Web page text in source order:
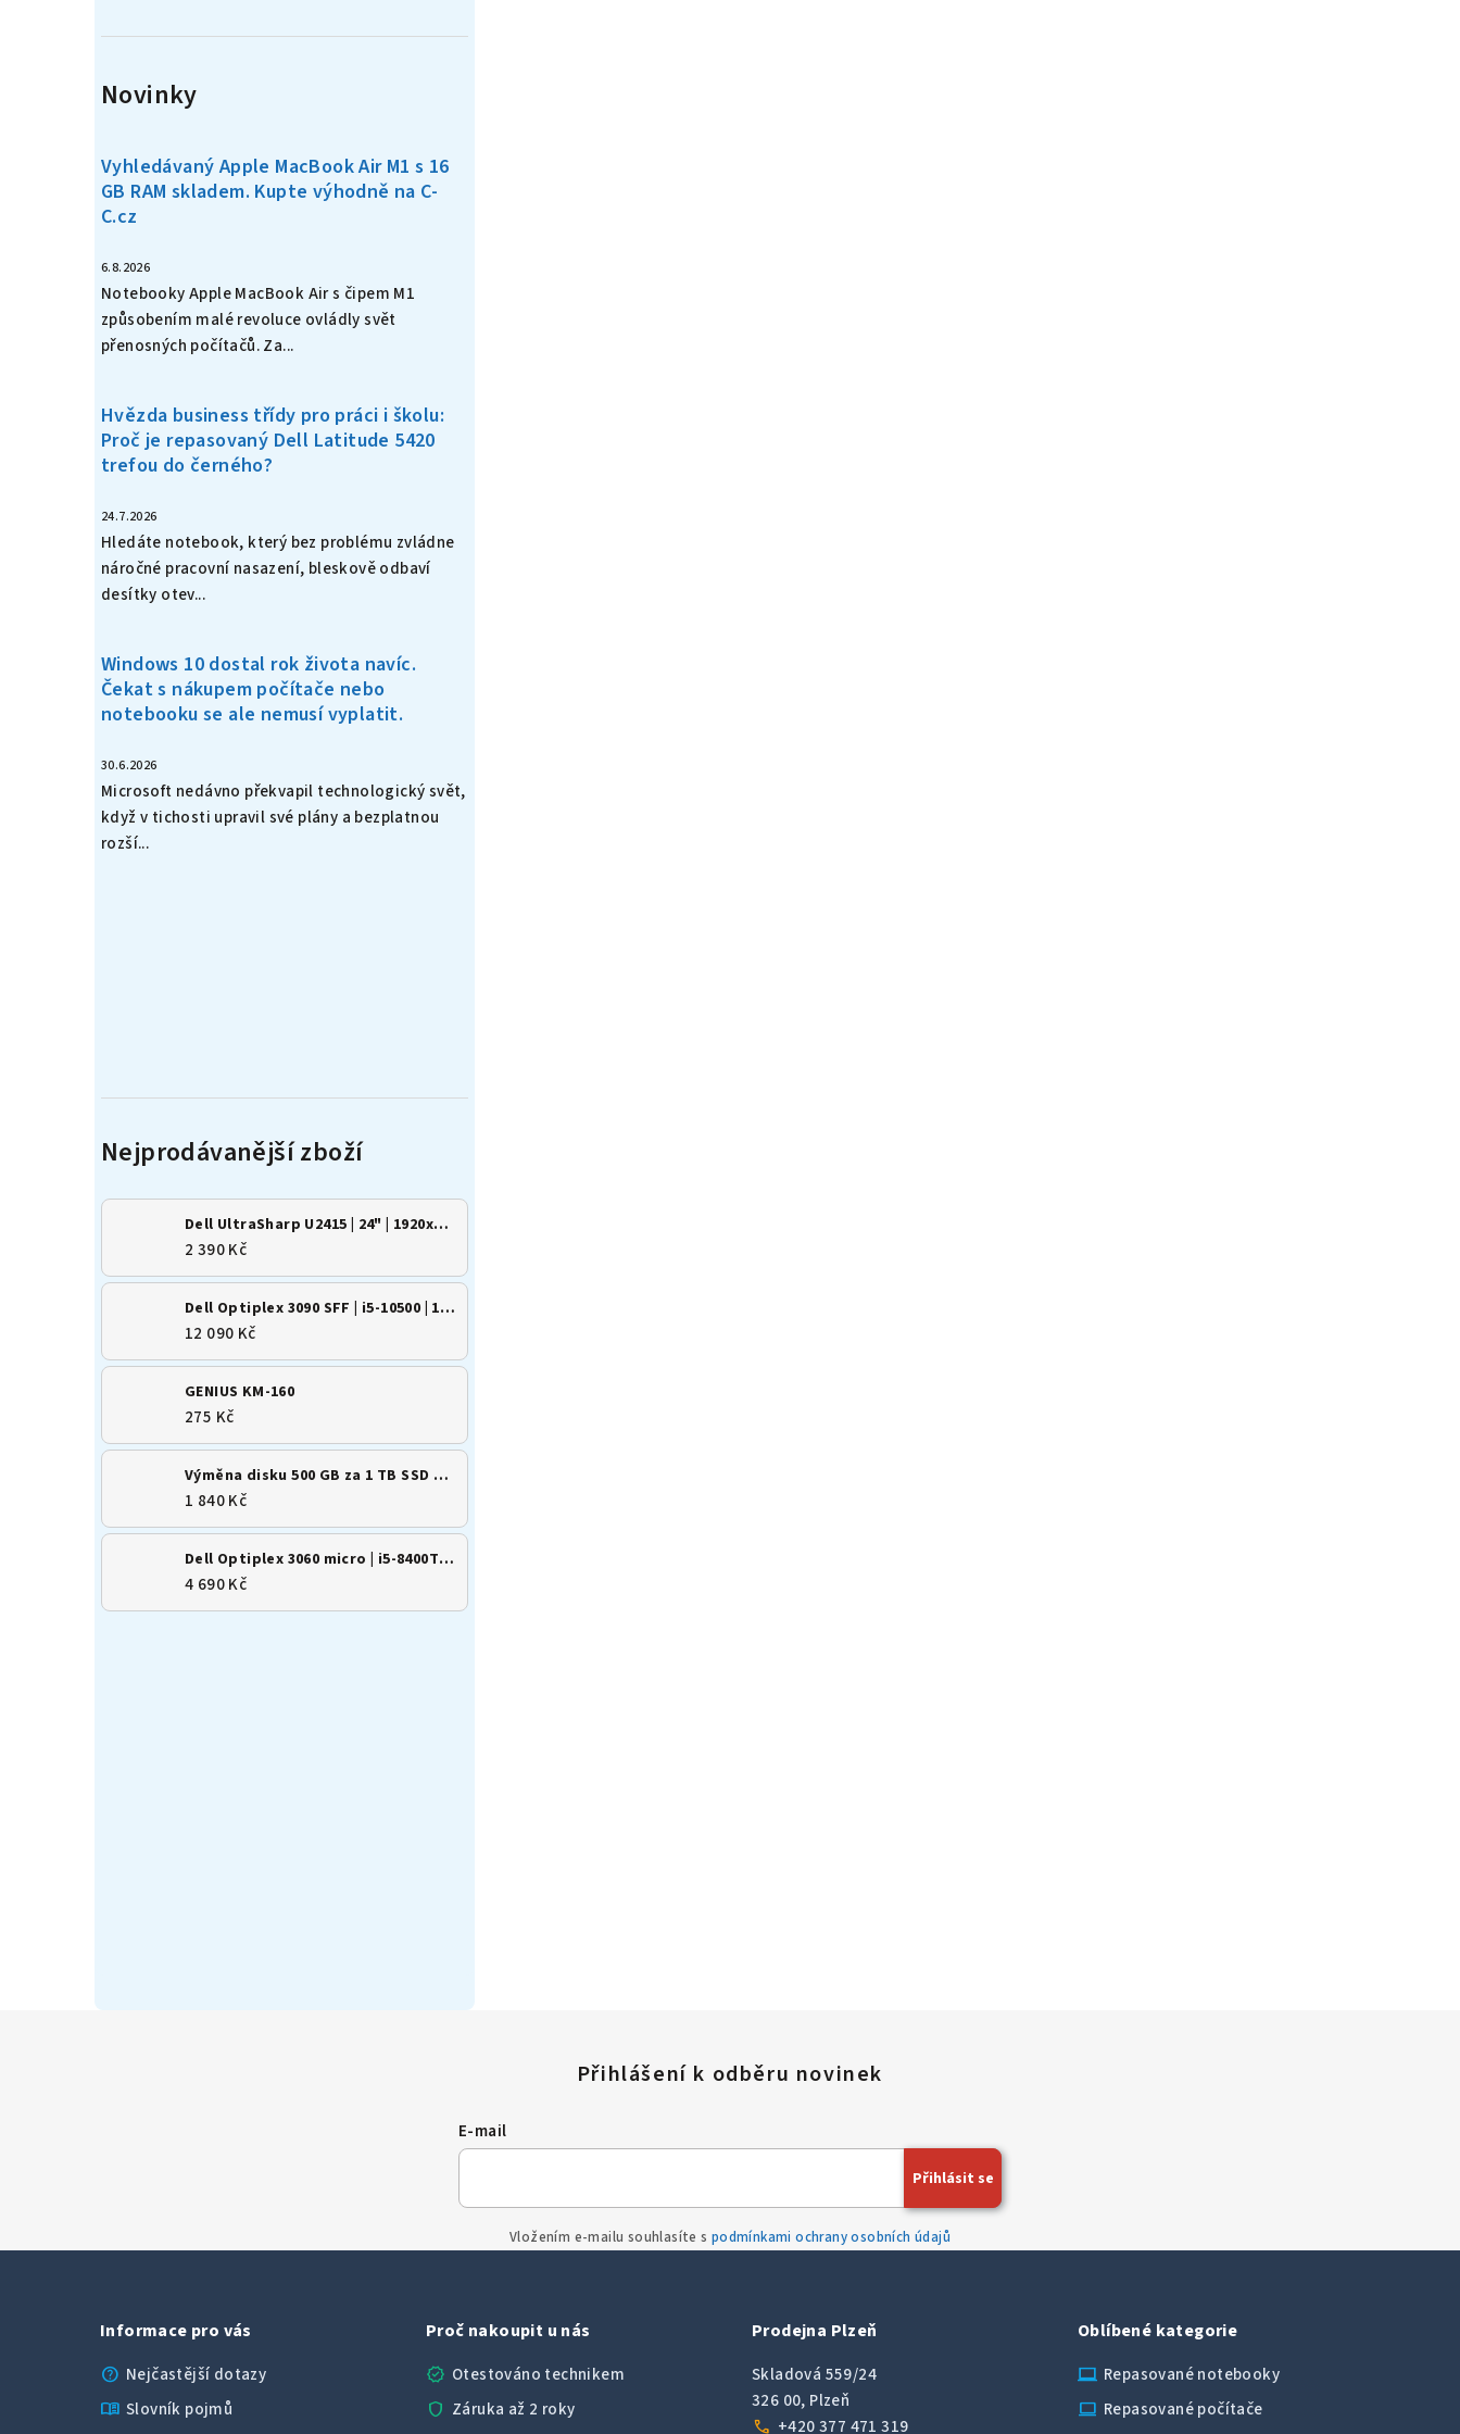
p
n
e
Novinky
Vyhledávaný Apple MacBook Air M1 s 16
GB RAM skladem. Kupte výhodně na C-
C.cz
6.8.2026
Notebooky Apple MacBook Air s čipem M1
způsobením malé revoluce ovládly svět
přenosných počítačů. Za...
Hvězda business třídy pro práci i školu:
Proč je repasovaný Dell Latitude 5420
trefou do černého?
24.7.2026
Hledáte notebook, který bez problému zvládne
náročné pracovní nasazení, bleskově odbaví
desítky otev...
Windows 10 dostal rok života navíc.
Čekat s nákupem počítače nebo
notebooku se ale nemusí vyplatit.
30.6.2026
Microsoft nedávno překvapil technologický svět,
když v tichosti upravil své plány a bezplatnou
rozší...
Dell UltraSharp U2415 | 24" | 1920x1200 | 16:10 | IPS
2 390 Kč
Dell Optiplex 3090 SFF | i5-10500 | 16GB | 500GB SSD | Win 11
12 090 Kč
GENIUS KM-160
275 Kč
Výměna disku 500 GB za 1 TB SSD M.2 NVMe
1 840 Kč
Dell Optiplex 3060 micro | i5-8400T | 8GB | 256GB SSD | Win 11
4 690 Kč
E-mail
Vložením e-mailu souhlasíte s podmínkami ochrany osobních údajů
Přihlásit se
Informace pro vás
help Nejčastější dotazy
menu_book Slovník pojmů
Proč nakoupit u nás
verified Otestováno technikem
shield Záruka až 2 roky
Prodejna Plzeň
Skladová 559/24
326 00, Plzeň
call +420 377 471 319
Oblíbené kategorie
laptop_chromebook Repasované notebooky
computer Repasované počítače